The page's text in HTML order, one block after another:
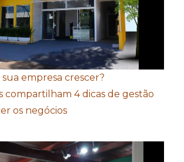
empresa crescer?
compartilham 4 dicas de gestão
os negócios